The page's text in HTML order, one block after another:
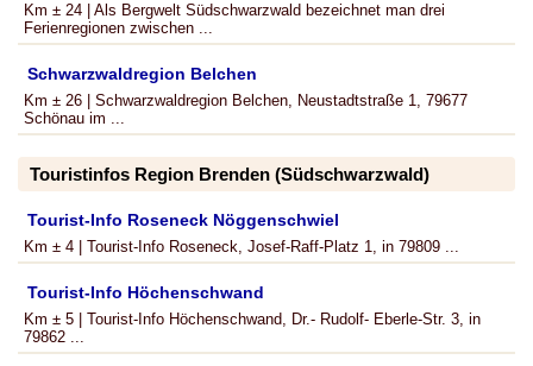
Km ± 24 | Als Bergwelt Südschwarzwald bezeichnet man drei
Ferienregionen zwischen ...
Schwarzwaldregion Belchen
Km ± 26 | Schwarzwaldregion Belchen, Neustadtstraße 1, 79677
Schönau im ...
Touristinfos Region Brenden (Südschwarzwald)
Tourist-Info Roseneck Nöggenschwiel
Km ± 4 | Tourist-Info Roseneck, Josef-Raff-Platz 1, in 79809 ...
Tourist-Info Höchenschwand
Km ± 5 | Tourist-Info Höchenschwand, Dr.- Rudolf- Eberle-Str. 3, in
79862 ...